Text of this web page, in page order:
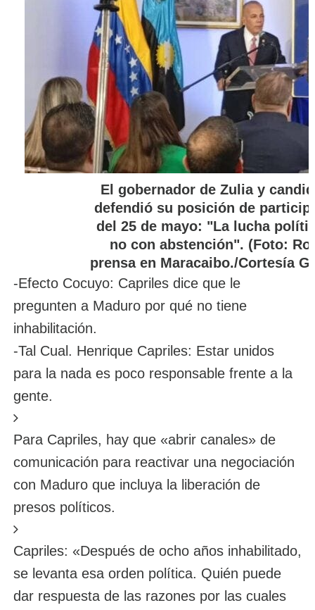
El gobernador de Zulia y
defendió su posición de
del 25 de mayo: "La lucha
no con abstención". (Foto:
prensa en Maracaibo./Cortesía
-Efecto Cocuyo: Capriles dice que le
pregunten a Maduro por qué no tiene
inhabilitación.
-Tal Cual. Henrique Capriles: Estar unidos
para la nada es poco responsable frente a la
gente.
Para Capriles, hay que «abrir canales» de
comunicación para reactivar una negociación
con Maduro que incluya la liberación de
presos políticos.
Capriles: «Después de ocho años inhabilitado,
se levanta esa orden política. Quién puede
dar respuesta de las razones por las cuales